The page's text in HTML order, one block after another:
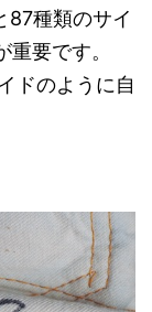
87種類のサイ
要です。
ドのように自